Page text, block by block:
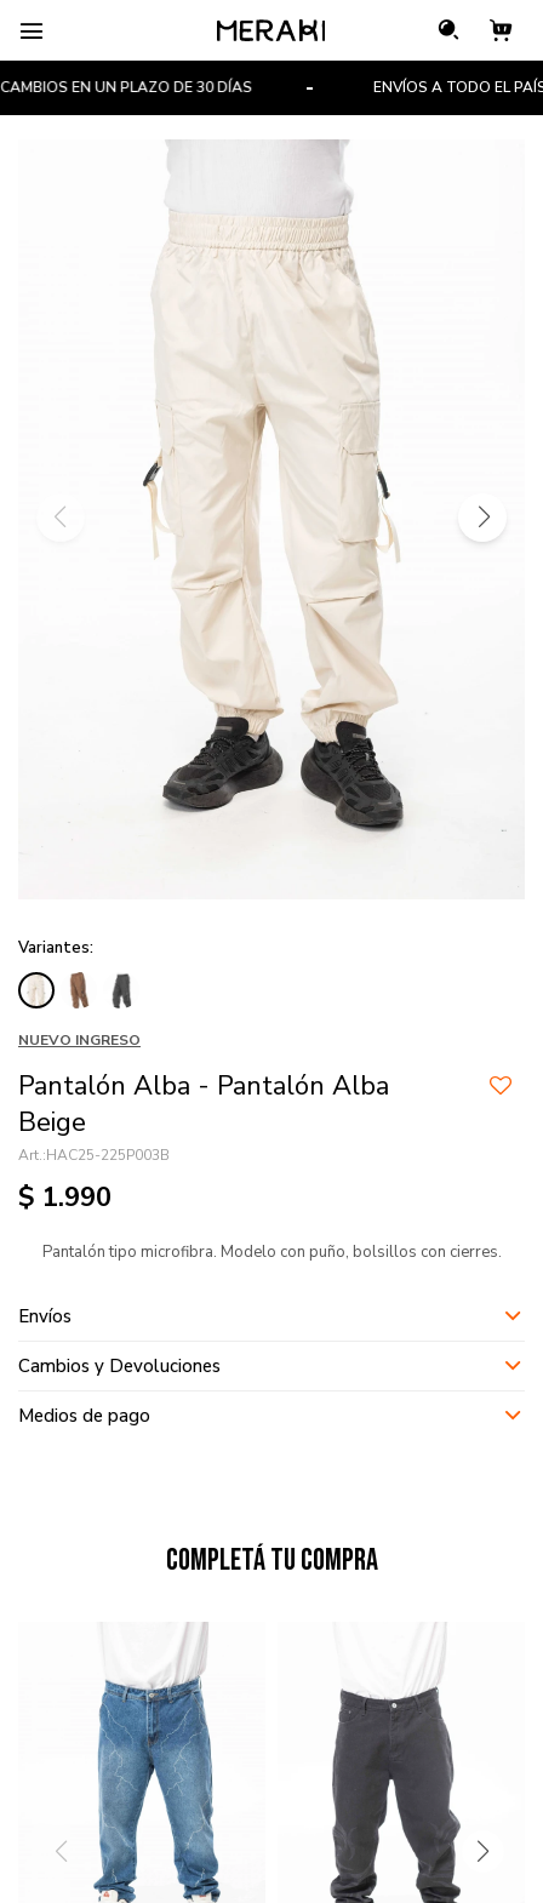

EN UN PLAZO DE 30 DÍAS ENVÍOS A TODO EL PAÍS
NUEVO INGRESO
Pantalón Alba - Pantalón Alba
Beige
HAC25-225P003B
$ 1.990
Pantalón tipo microfibra. Modelo con puño, bolsillos con cierres.
Variantes:
Envíos
Cambios y Devoluciones
Medios de pago
Completá tu compra